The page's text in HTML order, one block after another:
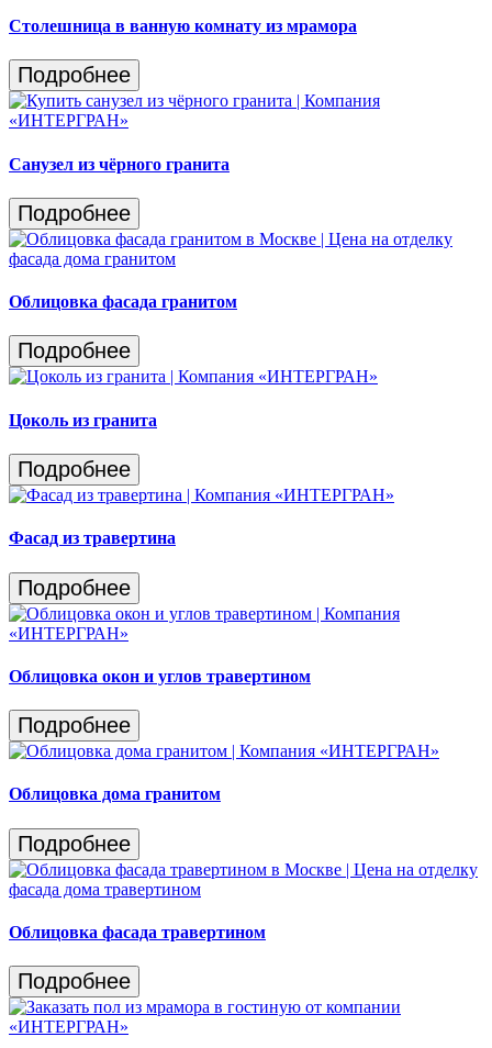
Столешница в ванную комнату из мрамора
Подробнее
Санузел из чёрного гранита
Подробнее
Облицовка фасада гранитом
Подробнее
Цоколь из гранита
Подробнее
Фасад из травертина
Подробнее
Облицовка окон и углов травертином
Подробнее
Облицовка дома гранитом
Подробнее
Облицовка фасада травертином
Подробнее